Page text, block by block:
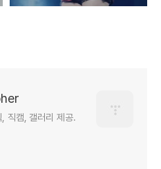
직캠, 갤러리 제공.